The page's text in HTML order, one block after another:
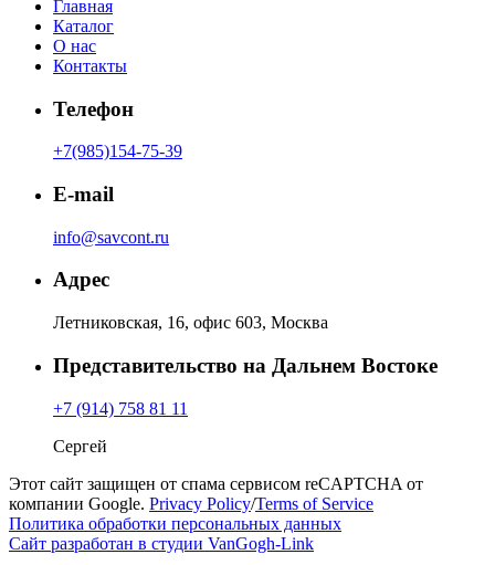
Главная
Каталог
О нас
Контакты
Телефон
+7(985)154-75-39
E-mail
info@savcont.ru
Адрес
Летниковская, 16, офис 603, Москва
Представительство на Дальнем Востоке
+7 (914) 758 81 11
Сергей
Этот сайт защищен от спама сервисом reCAPTCHA от
компании Google. Privacy Policy/Terms of Service
Политика обработки персональных данных
Сайт разработан в студии VanGogh-Link